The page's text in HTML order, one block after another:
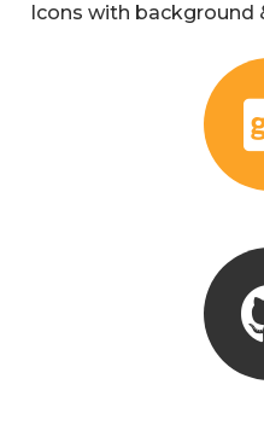
Icons with background